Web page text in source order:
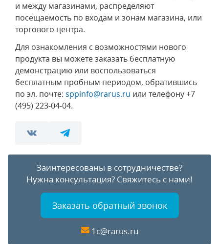
и между магазинами, распределяют
посещаемость по входам и зонам магазина, или
торгового центра.
Для ознакомления с возможностями нового
продукта вы можете заказать бесплатную
демонстрацию или воспользоваться
бесплатным пробным периодом, обратившись
по эл. почте: sppinfo@rarus.ru или телефону+7
(495) 223-04-04.
Заинтересованы в сотрудничестве?
Нужна консультация? Свяжитесь с нами!
Заказать обратный звонок
1c@rarus.ru